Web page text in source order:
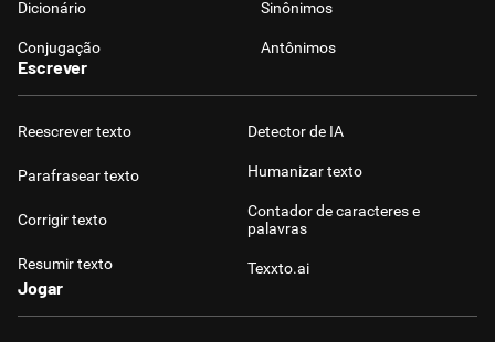
Dicionário Sinônimos
Conjugação Antônimos
Escrever
Reescrever texto
Parafrasear texto
Corrigir texto
Resumir texto
Detector de IA
Humanizar texto
Contador de caracteres e
palavras
Texxto.ai
Jogar